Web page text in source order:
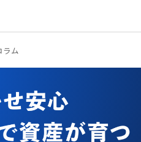
ラム